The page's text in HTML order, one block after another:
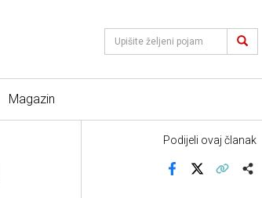
Magazin
Podijeli ovaj članak